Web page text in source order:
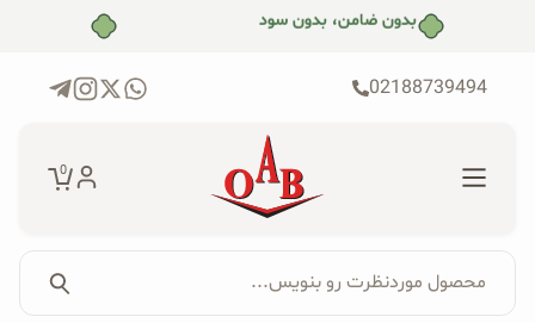
بدون ضامن، بدون سود
02188739494
0
جستجو...
محصول موردنظرت رو بنویس...